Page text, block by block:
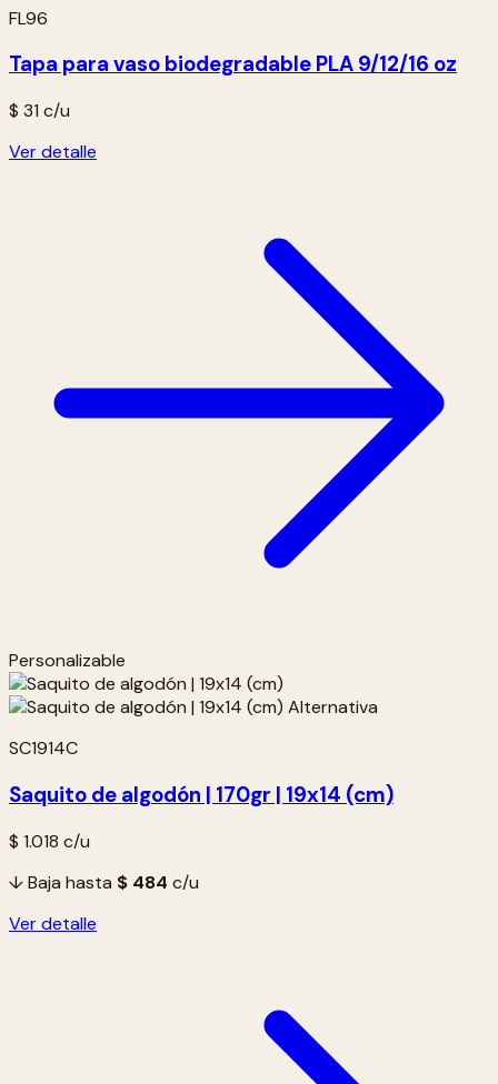
FL96
Tapa para vaso biodegradable PLA 9/12/16 oz
$ 31 c/u
Ver detalle
Personalizable
SC1914C
Saquito de algodón | 170gr | 19x14 (cm)
$ 1.018 c/u
↓ Baja hasta $ 484 c/u
Ver detalle